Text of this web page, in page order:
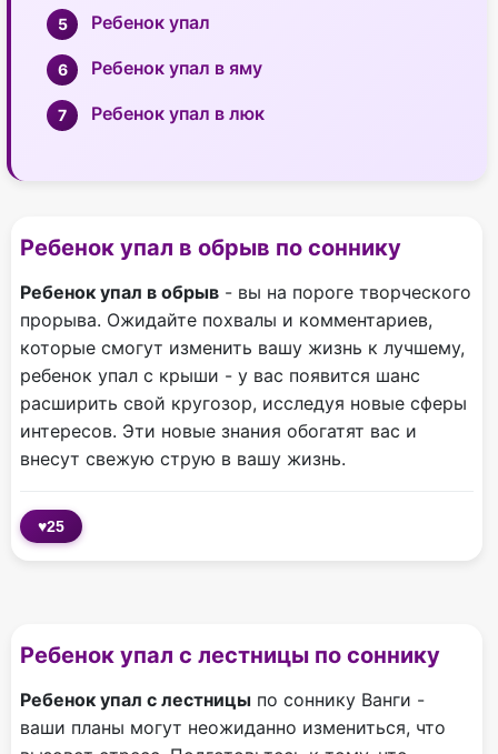
Ребенок упал
Ребенок упал в яму
Ребенок упал в люк
Ребенок упал в обрыв по соннику
Ребенок упал в обрыв - вы на пороге творческого
прорыва. Ожидайте похвалы и комментариев,
которые смогут изменить вашу жизнь к лучшему,
ребенок упал с крыши - у вас появится шанс
расширить свой кругозор, исследуя новые сферы
интересов. Эти новые знания обогатят вас и
внесут свежую струю в вашу жизнь.
♥25
Ребенок упал с лестницы по соннику
Ребенок упал с лестницы по соннику Ванги -
ваши планы могут неожиданно измениться, что